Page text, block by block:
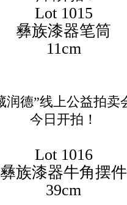
Lot 1015
彝族漆器笔筒
11cm
Lot 1016
彝族漆器牛角摆件
39cm